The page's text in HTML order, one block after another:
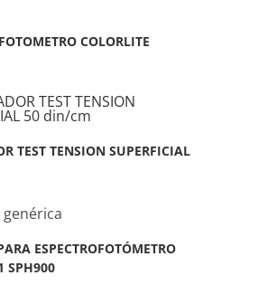
COLORLITE
TEST TENSION SUPERFICIAL
ESPECTROFOTÓMETRO
SPH900